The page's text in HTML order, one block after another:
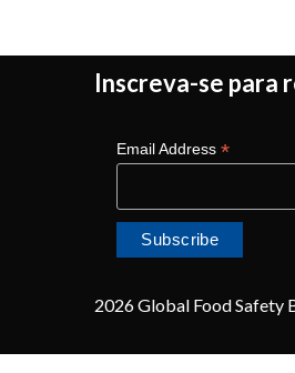
Inscreva-se para
Email Address*
2026 Global Food Safety